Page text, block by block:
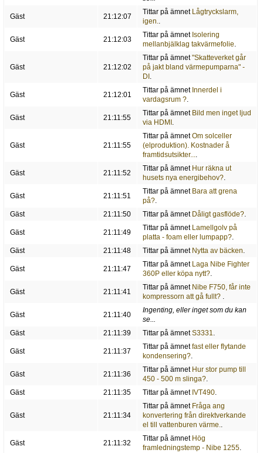
Gäst 21:12:07
Tittar på ämnet Lågtryckslarm,
igen..
Gäst 21:12:03
Tittar på ämnet Isolering
mellanbjälklag takvärmefolie.
Gäst 21:12:02
Tittar på ämnet"Skatteverket går
på jakt bland värmepumparna" -
DI .
Gäst 21:12:01
Tittar på ämnet Innerdel i
vardagsrum ?.
Gäst 21:11:55
Tittar på ämnet Bild men inget ljud
via HDMI .
Gäst 21:11:55
Tittar på ämnetOm solceller
(elproduktion). Kostnader å
framtidsutsikter....
Gäst 21:11:52
Tittar på ämnet Hur räkna ut
husets nya energibehov?.
Gäst 21:11:51
Tittar på ämnet Bara att grena
på?.
Gäst
21:11:50 Tittar på ämnet Dåligt gasflöde?.
Gäst 21:11:49
Tittar på ämnet Lamellgolv på
platta - foam eller lumpapp?.
Gäst
21:11:48 Tittar på ämnet Nytta av bäcken.
Gäst 21:11:47
Tittar på ämnet Laga Nibe Fighter
360P eller köpa nytt?.
Gäst 21:11:41
Tittar på ämnet Nibe F750, får inte
kompressorn att gå fullt? .
Gäst 21:11:40
Ingenting, eller inget som du kan
se...
Gäst
21:11:39 Tittar på ämnetS3331.
Gäst 21:11:37
Tittar på ämnetfast eller flytande
kondensering?.
Gäst 21:11:36
Tittar på ämnet Hur stor pump till
450 - 500 m slinga?.
Gäst
21:11:35 Tittar på ämnet IVT490.
Gäst 21:11:34
Tittar på ämnet Fråga ang
konvertering från direktverkande
el till vattenburen värme..
Gäst 21:11:32
Tittar på ämnet Hög
framledningstemp - Nibe 1255.